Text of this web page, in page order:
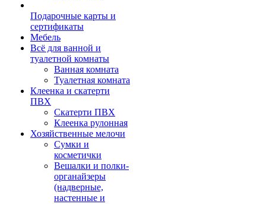
Подарочные карты и
сертификаты
Мебель
Всё для ванной и
туалетной комнаты
Ванная комната
Туалетная комната
Клеенка и скатерти
ПВХ
Скатерти ПВХ
Клеенка рулонная
Хозяйственные мелочи
Сумки и
косметички
Вешалки и полки-
органайзеры
(надверные,
настенные и